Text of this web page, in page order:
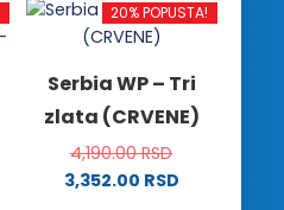
20% POPUSTA!
Serbia WP – Tri
zlata (CRVENE)
4,190.00RSD
3,352.00 RSD